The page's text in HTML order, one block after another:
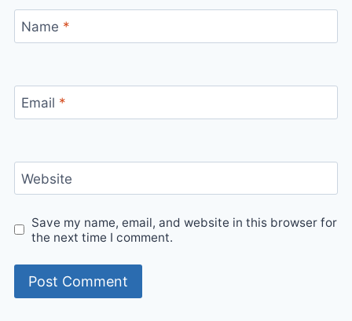
Name *
Email *
Website
Save my name, email, and website in this browser for
the next time I comment.